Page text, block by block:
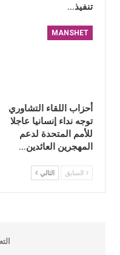
تنفيذ…
MANSHET
أحزاب اللقاء التشاوري
توجه نداء إنسانيا عاجلا
للأمم المتحدة لدعم
المهجرين العائدين…
السابق التالي